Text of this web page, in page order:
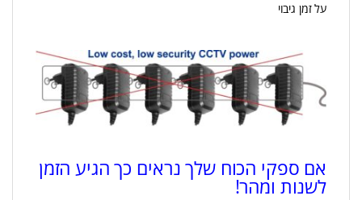
על זמן גיבוי
אם ספקי הכוח שלך נראים כך הגיע הזמן
לשנות ומהר!